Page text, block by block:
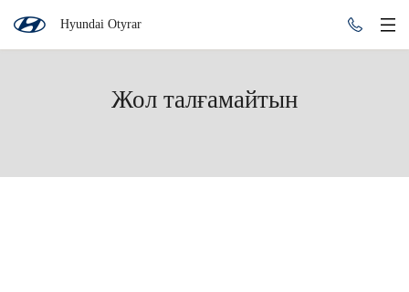
Hyundai Otyrar
Жол талғамайтын